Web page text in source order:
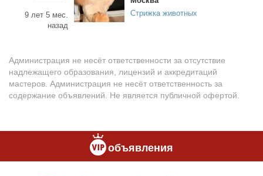
9 лет 5 мес.
назад
Стрижка животных
Администрация не несёт ответственности за отсутствие
надлежащего образования, лицензий и аккредитаций
мастеров. Администрация не несёт ответственность за
содержание объявлений. Не является публичной офертой.
объявления